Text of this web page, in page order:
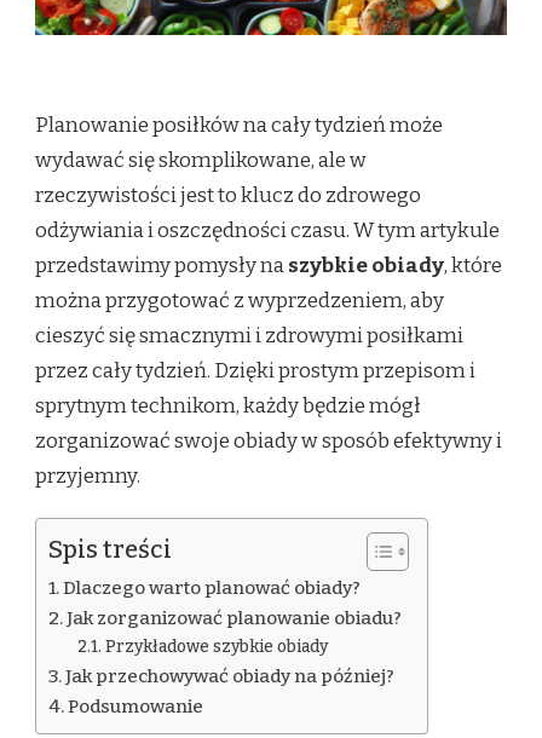
Planowanie posiłków na cały tydzień może
wydawać się skomplikowane, ale w
rzeczywistości jest to klucz do zdrowego
odżywiania i oszczędności czasu. W tym artykule
przedstawimy pomysły naszybkie obiady, które
można przygotować z wyprzedzeniem, aby
cieszyć się smacznymi i zdrowymi posiłkami
przez cały tydzień. Dzięki prostym przepisom i
sprytnym technikom, każdy będzie mógł
zorganizować swoje obiady w sposób efektywny i
przyjemny.
Spis treści
Dlaczego warto planować obiady?
Jak zorganizować planowanie obiadu?
Przykładowe szybkie obiady
Jak przechowywać obiady na później?
Podsumowanie